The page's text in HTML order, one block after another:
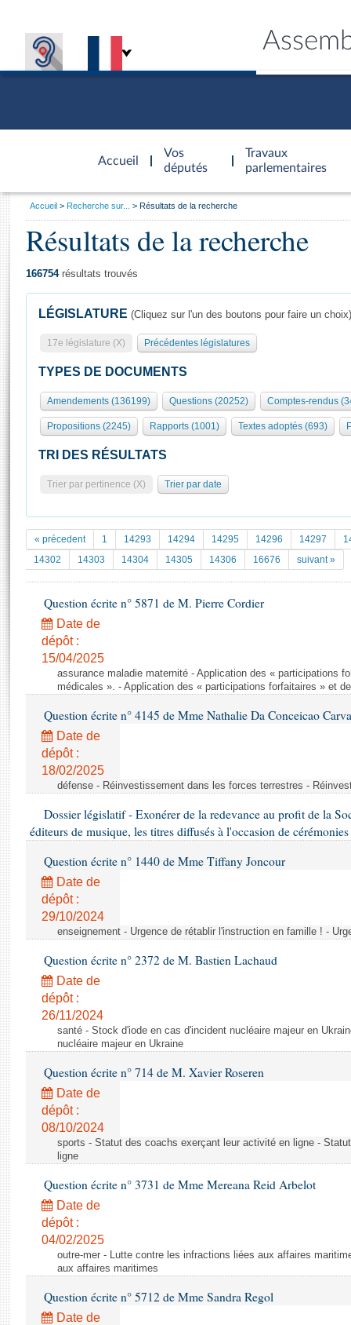
Accueil
d'accueil
Vos
députés
Travaux
parlementaires
Présidence
577 députés
Groupes politiques
Séance publique
Commissions et autres organes
Europe et International
Pétitions
Documents parlementaires
Projets de loi
Propositions de loi
Amendements
Textes adoptés
Rapports d'information
Rapports législatifs
Rapports sur l'application des lois
Baromètre de l’application des lois
Dossiers législatifs
Budget et sécurité sociale
Comptes rendus des débats
Général
Rôle et pouvoirs de l'Assemblée
Organisation de l'Assemblée
Présidence Conférence des Présidents Bureau Collège des
Statistiques et chiffres clés
Documents de référence
( Constitution | Règlement de l'Assemblée ... )
Histoire
Juniors
Anciennes législatures
Liens vers les sites publics
Visiter l'Assemblée
Visite virtuelle du palais Bourbon
Assister à une séance
La Bibliothèque
Les archives
Contacts et plan d'accès
Photos libres de droit
Vous
Accueil Recherche sur... Résultats de la recherche
Résultats de la recherche
166754résultats trouvés
LÉGISLATURE (Cliquez sur l'un des boutons pour faire un choix)
17e législature (X) Précédentes législatures
TYPES DE DOCUMENTS
Amendements (136199) Questions (20252) Comptes-rendus
Propositions (2245) Rapports (1001) Textes adoptés (693)
TRI DES RÉSULTATS
Trier par pertinence (X) Trier par date
« précedent 1 14293 14294 14295 14296 14297
14302
14303 14304 14305 14306 16676 suivant »
Question écrite n° 5871 de M. Pierre Cordier
Date de
dépôt :
15/04/2025
assurance maladie maternité - Application des « participations
médicales ». - Application des « participations forfaitaires » et
Question écrite n° 4145 de Mme Nathalie Da Conceicao
Date de
dépôt :
18/02/2025
défense - Réinvestissement dans les forces terrestres -
Dossier législatif - Exonérer de la redevance au profit de la
éditeurs de musique, les titres diffusés à l'occasion de
Question écrite n° 1440 de Mme Tiffany Joncour
Date de
dépôt :
29/10/2024
enseignement - Urgence de rétablir l'instruction en famille ! -
Question écrite n° 2372 de M. Bastien Lachaud
Date de
dépôt :
26/11/2024
santé - Stock d'iode en cas d'incident nucléaire majeur en
nucléaire majeur en Ukraine
Question écrite n° 714 de M. Xavier Roseren
Date de
dépôt :
08/10/2024
sports - Statut des coachs exerçant leur activité en ligne -
ligne
Question écrite n° 3731 de Mme Mereana Reid Arbelot
Date de
dépôt :
04/02/2025
outre-mer - Lutte contre les infractions liées aux affaires
aux affaires maritimes
Question écrite n° 5712 de Mme Sandra Regol
Date de